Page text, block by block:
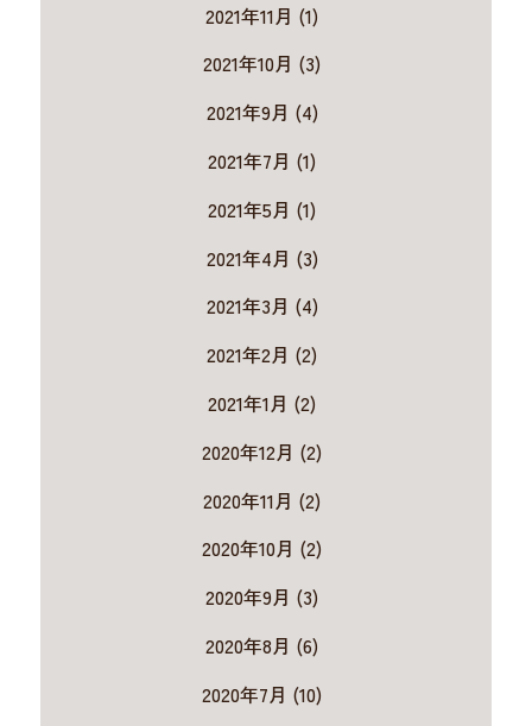
2021年11月 (1)
2021年10月 (3)
2021年9月 (4)
2021年7月 (1)
2021年5月 (1)
2021年4月 (3)
2021年3月 (4)
2021年2月 (2)
2021年1月 (2)
2020年12月 (2)
2020年11月 (2)
2020年10月 (2)
2020年9月 (3)
2020年8月 (6)
2020年7月 (10)